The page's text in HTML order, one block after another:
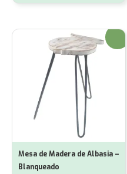
¡Oferta!
Mesa de Madera de Albasia –
Blanqueado